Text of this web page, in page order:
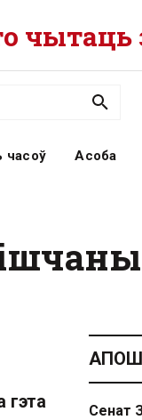
чытаць
часоў Асоба
гэта
Сенат